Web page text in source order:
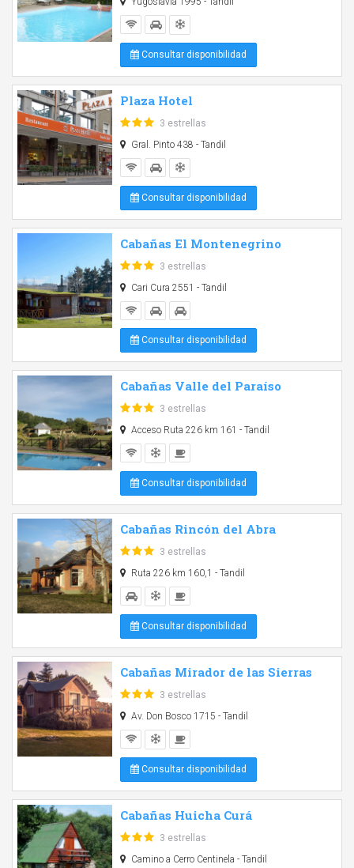
Consultar disponibilidad
Plaza Hotel
3 estrellas
Gral. Pinto 438 - Tandil
Consultar disponibilidad
Cabañas El Montenegrino
3 estrellas
Cari Cura 2551 - Tandil
Consultar disponibilidad
Cabañas Valle del Paraíso
3 estrellas
Acceso Ruta 226 km 161 - Tandil
Consultar disponibilidad
Cabañas Rincón del Abra
3 estrellas
Ruta 226 km 160,1 - Tandil
Consultar disponibilidad
Cabañas Mirador de las Sierras
3 estrellas
Av. Don Bosco 1715 - Tandil
Consultar disponibilidad
Cabañas Huicha Curá
3 estrellas
Camino a Cerro Centinela - Tandil